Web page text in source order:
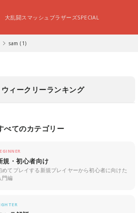
大乱闘スマッシュブラザーズSPECIAL
sam (1)
ウィークリーランキング
べてのカテゴリー
規・初心者向け
めてプレイする新規プレイヤーから初心者に向けた
門編